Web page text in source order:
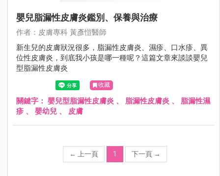
嬰兒脂漏性皮膚炎鑑別、保養與治療
作者：⽪膚專科 黃彥愷醫師
新生兒的皮膚狀況很多，脂漏性皮膚炎、濕疹、口水疹、異
位性皮膚炎，到底我小孩是哪一種呢？這篇文章來談談嬰兒
型脂漏性皮膚炎
收藏
關鍵字： 嬰兒型脂漏性皮膚炎 、 脂漏性皮膚炎 、 脂漏性濕
疹 、 嬰幼兒 、 皮膚
← 上一頁 1 下一頁 →